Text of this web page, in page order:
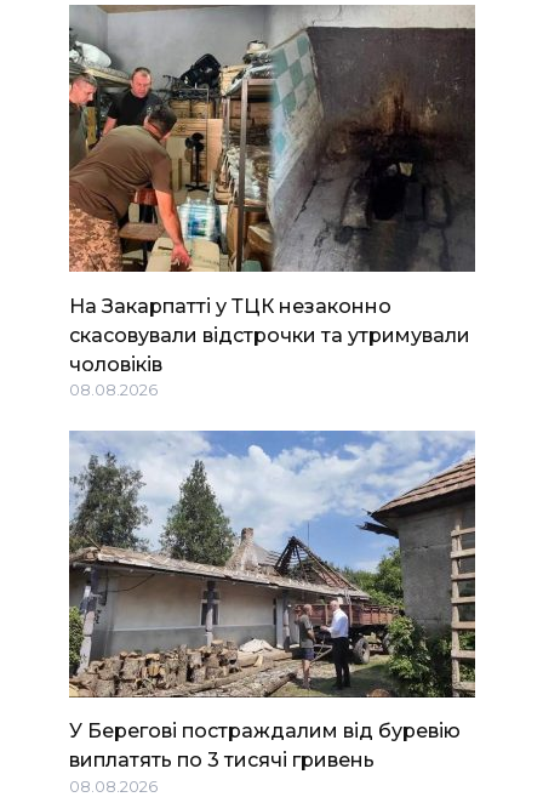
На Закарпатті у ТЦК незаконно
скасовували відстрочки та утримували
чоловіків
08.08.2026
У Берегові постраждалим від буревію
виплатять по 3 тисячі гривень
08.08.2026